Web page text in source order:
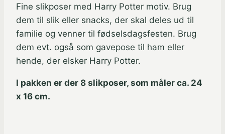
Fine slikposer med Harry Potter motiv. Brug
dem til slik eller snacks, der skal deles ud til
familie og venner til fødselsdagsfesten. Brug
dem evt. også som gavepose til ham eller
hende, der elsker Harry Potter.
I pakken er der 8 slikposer, som måler ca. 24
x 16 cm.